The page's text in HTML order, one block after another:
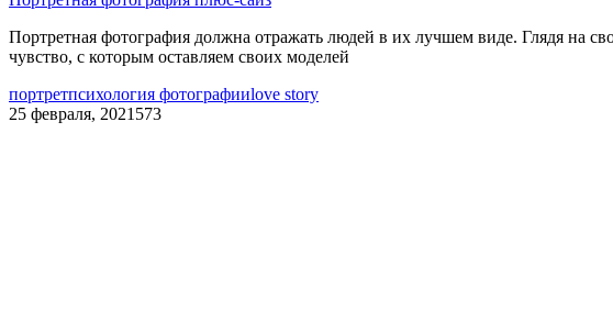
Портретная фотография должна отражать людей в их лучшем виде. Глядя на
чувство, с которым оставляем своих моделей
портретпсихология фотографииlove story
25 февраля, 2021 573